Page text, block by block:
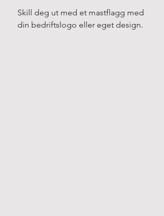
Skill deg ut med et mastflagg med
din bedriftslogo eller eget design.